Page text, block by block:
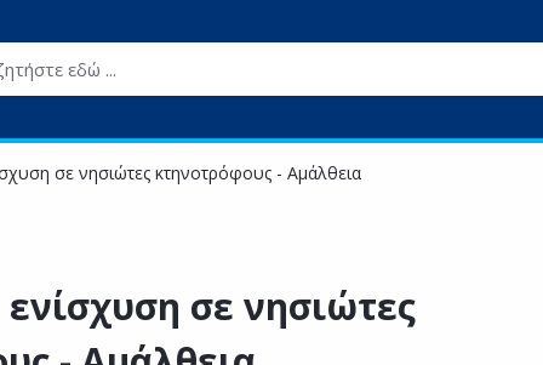
εδώ ...
σε νησιώτες κτηνοτρόφους - Αμάλθεια
σε νησιώτες